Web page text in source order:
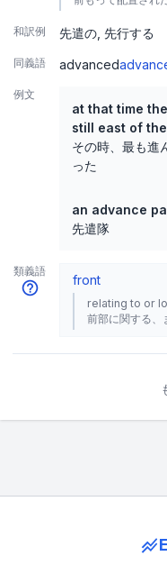
和訳例 先遣の 先行する
同義語 advanced
例文
at that time
still east of
その時、最も進
った
an advance
先遣隊
類義語
front
relating to or
前部に関する、